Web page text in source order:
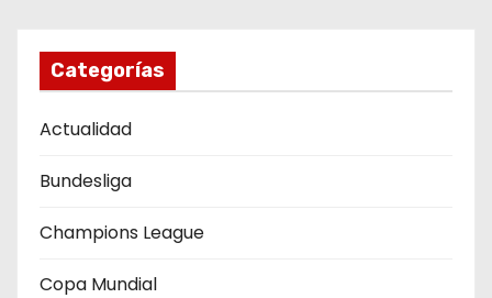
d
e
Categorías
Actualidad
Bundesliga
Champions League
Copa Mundial